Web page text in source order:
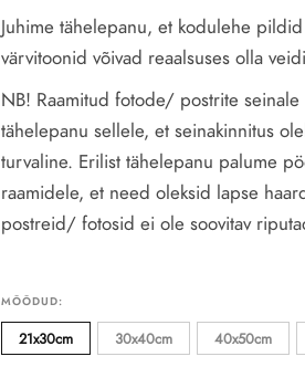
Juhime tähelepanu, et kodulehe
värvitoonid võivad reaalsuses olla
NB! Raamitud fotode/ postrite
tähelepanu sellele, et seinakinnitus
turvaline. Erilist tähelepanu palume
raamidele, et need oleksid lapse
postreid/ fotosid ei ole soovitav
MÕÕDUD:
21x30cm 30x40cm 40x50cm